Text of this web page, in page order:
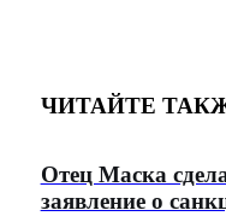
ЧИТАЙТЕ
Отец Маска
заявление о